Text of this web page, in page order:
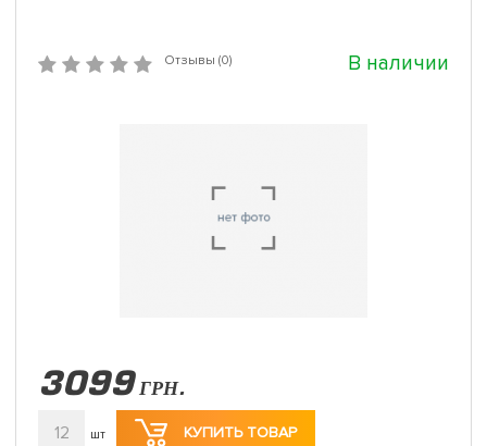
Отзывы (0) В наличии
3099 ГРН.
12 шт КУПИТЬ ТОВАР